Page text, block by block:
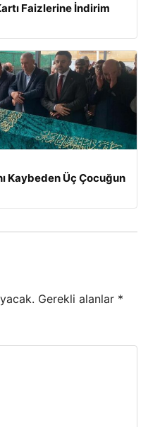
Faizlerine İndirim
Kaybeden Üç Çocuğun
Gerekli alanlar *